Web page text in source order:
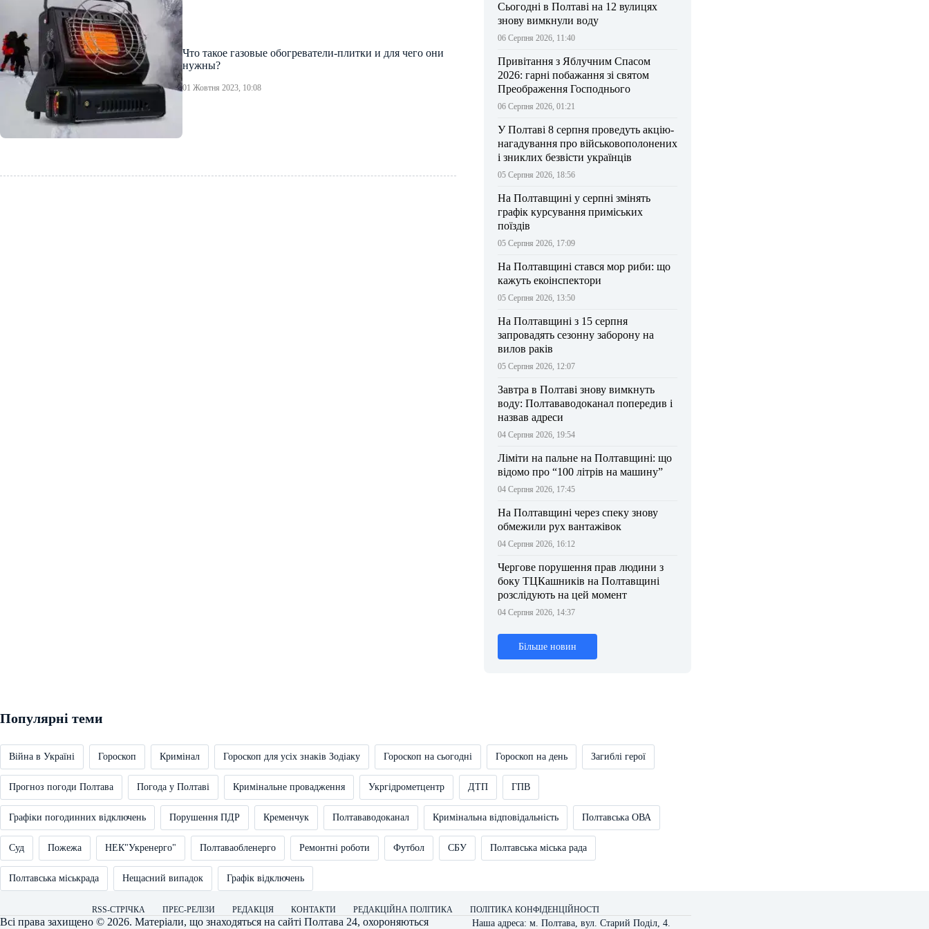
Что такое газовые обогреватели-плитки и для чего они
нужны?
01 Жовтня 2023, 10:08
Сьогодні в Полтаві на 12 вулицях
знову вимкнули воду
06 Серпня 2026, 11:40
Привітання з Яблучним Спасом
2026: гарні побажання зі святом
Преображення Господнього
06 Серпня 2026, 01:21
У Полтаві 8 серпня проведуть акцію-
нагадування про військовополонених
і зниклих безвісти українців
05 Серпня 2026, 18:56
На Полтавщині у серпні змінять
графік курсування приміських
поїздів
05 Серпня 2026, 17:09
На Полтавщині стався мор риби: що
кажуть екоінспектори
05 Серпня 2026, 13:50
На Полтавщині з 15 серпня
запровадять сезонну заборону на
вилов раків
05 Серпня 2026, 12:07
Завтра в Полтаві знову вимкнуть
воду: Полтававодоканал попередив і
назвав адреси
04 Серпня 2026, 19:54
Ліміти на пальне на Полтавщині: що
відомо про “100 літрів на машину”
04 Серпня 2026, 17:45
На Полтавщині через спеку знову
обмежили рух вантажівок
04 Серпня 2026, 16:12
Чергове порушення прав людини з
боку ТЦКашників на Полтавщині
розслідують на цей момент
04 Серпня 2026, 14:37
Більше новин
Популярні теми
Війна в Україні Гороскоп Кримінал Гороскоп для усіх знаків Зодіаку Гороскоп на сьогодні Гороскоп на день Загиблі герої
Прогноз погоди Полтава Погода у Полтаві Кримінальне провадження Укргідрометцентр ДТП ГПВ
Графіки погодинних відключень Порушення ПДР Кременчук Полтававодоканал Кримінальна відповідальність Полтавська ОВА
Суд Пожежа НЕК"Укренерго" Полтаваобленерго Ремонтні роботи Футбол СБУ Полтавська міська рада
Полтавська міськрада Нещасний випадок Графік відключень
RSS-СТРІЧКА ПРЕС-РЕЛІЗИ РЕДАКЦІЯ КОНТАКТИ РЕДАКЦІЙНА ПОЛІТИКА ПОЛІТИКА КОНФІДЕНЦІЙНОСТІ
Всі права захищено © 2026. Матеріали, що знаходяться на сайті Полтава 24, охороняються
Наша адреса: м. Полтава, вул. Старий Поділ, 4.